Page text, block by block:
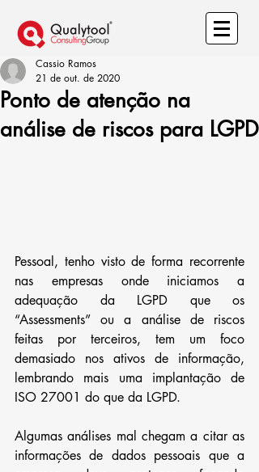
Ponto de atenção na
análise de riscos para LGPD
Cassio Ramos
21 de out. de 2020
Pessoal, tenho visto de forma recorrente
nas empresas onde iniciamos a
adequação da LGPD que os
“Assessments” ou a análise de riscos
feitas por terceiros, tem um foco
demasiado nos ativos de informação,
lembrando mais uma implantação de
ISO 27001 do que da LGPD.
Algumas análises mal chegam a citar as
informações de dados pessoais que a